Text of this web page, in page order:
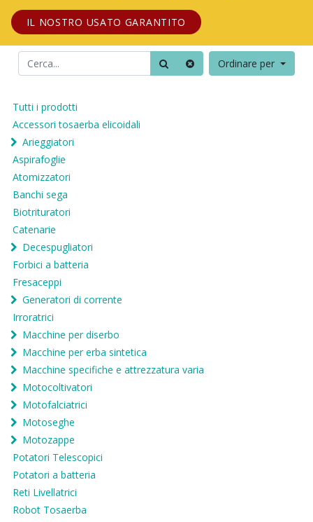
IL NOSTRO USATO GARANTITO
Ordinare per
Tutti i prodotti
Accessori tosaerba elicoidali
Arieggiatori
Aspirafoglie
Atomizzatori
Banchi sega
Biotrituratori
Catenarie
Decespugliatori
Forbici a batteria
Fresaceppi
Generatori di corrente
Irroratrici
Macchine per diserbo
Macchine per erba sintetica
Macchine specifiche e attrezzatura varia
Motocoltivatori
Motofalciatrici
Motoseghe
Motozappe
Potatori Telescopici
Potatori a batteria
Reti Livellatrici
Robot Tosaerba